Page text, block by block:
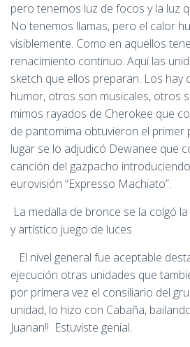
pero tenemos luz de focos y la luz
No tenemos llamas, pero el calor
visiblemente. Como en aquellos
renacimiento continuo. Aquí las
sketch que ellos preparan. Los hay
humor, otros son musicales, otros
mimos rayados de Cherokee que
de pantomima obtuvieron el primer
lugar se lo adjudicó Dewanee que
canción del gazpacho
eurovisión “Expresso Machiato”.
La medalla de bronce se la colgó
y artístico juego de luces.
El nivel general fue aceptable
ejecución otras unidades que
por primera vez el consiliario del
unidad, lo hizo con Cabaña, bailando
Juanan!! Estuviste genial.